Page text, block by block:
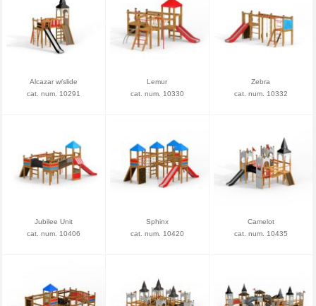
Alcazar w/slide
cat. num. 10291
Lemur
cat. num. 10330
Zebra
cat. num. 10332
Jubilee Unit
cat. num. 10406
Sphinx
cat. num. 10420
Camelot
cat. num. 10435